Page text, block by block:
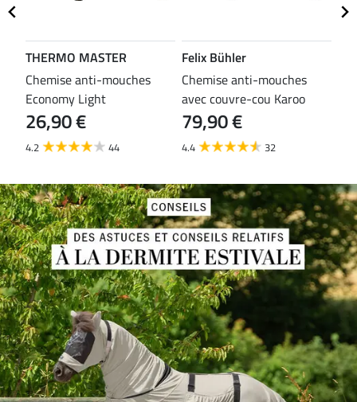
THERMO MASTER
Chemise anti-mouches
Economy Light
26,90 €
4.2 44
Felix Bühler
Chemise anti-mouches
avec couvre-cou Karoo
79,90 €
4.4 32